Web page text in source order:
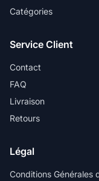
Catégories
Service Client
Contact
FAQ
Livraison
Retours
Légal
Conditions Générales